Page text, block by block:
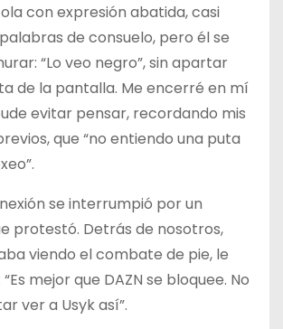
con expresión abatida, casi
de consuelo, pero él se
“Lo veo negro”, sin apartar
de la pantalla. Me encerré en mí
evitar pensar, recordando mis
que “no entiendo una puta
se interrumpió por un
protestó. Detrás de nosotros,
viendo el combate de pie, le
mejor que DAZN se bloquee. No
ver a Usyk así”.